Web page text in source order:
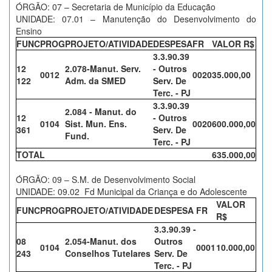
ÓRGÃO: 07 – Secretaria de Município da Educação
UNIDADE: 07.01 – Manutenção do Desenvolvimento do
Ensino
FUNCPROGPROJETO/ATIVIDADEDESPESAFR VALOR R$
12
122
0012 2.078-Manut. Serv.
Adm. da SMED
3.3.90.39
- Outros
Serv. De
Terc. - PJ
002035.000,00
12
361
0104
2.084 - Manut. do
Sist. Mun. Ens.
Fund.
3.3.90.39
- Outros
Serv. De
Terc. - PJ
0020600.000,00
TOTAL 635.000,00
ÓRGÃO: 09 – S.M. de Desenvolvimento Social
UNIDADE: 09.02 Fd Municipal da Criança e do Adolescente
FUNCPROGPROJETO/ATIVIDADEDESPESA FR
VALOR
R$
08
243
0104 2.054-Manut. dos
Conselhos Tutelares
3.3.90.39 -
Outros
Serv. De
Terc. - PJ
0001 10.000,00